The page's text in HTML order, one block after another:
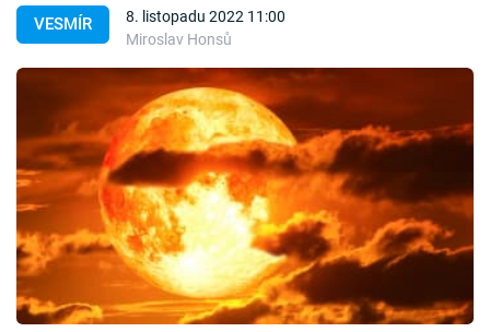
Témata
Témata
Pořady
TV Program
Časopis
Sledujte prima+
VESMÍR
8. listopadu 2022 11:00
Miroslav Honsů